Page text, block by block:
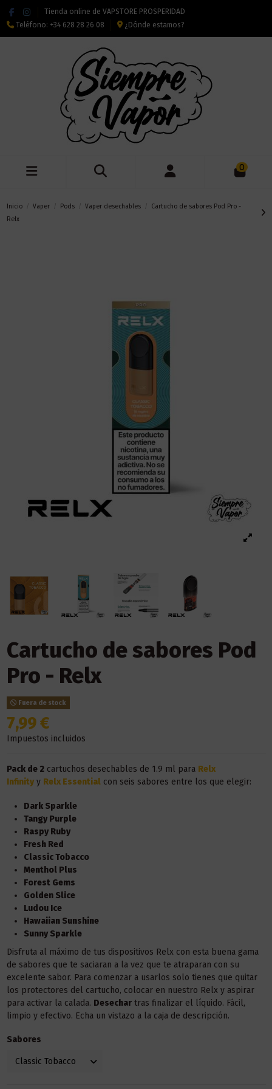
Tienda online de VAPSTORE PROSPERIDAD
Teléfono: +34 628 28 26 08 ¿Dónde estamos?
0
Inicio Vaper Pods Vaper desechables
Cartucho de sabores Pod Pro -
Relx
Cartucho de sabores Pod
Pro - Relx
Fuera de stock
7,99 €
Impuestos incluidos
Pack de 2cartuchos desechables de 1.9 ml para Relx
Infinityy Relx Essentialcon seis sabores entre los que elegir:
Dark Sparkle
Tangy Purple
Raspy Ruby
Fresh Red
Classic Tobacco
Menthol Plus
Forest Gems
Golden Slice
Ludou Ice
Hawaiian Sunshine
Sunny Sparkle
Disfruta al máximo de tus dispositivos Relx con esta buena gama
de sabores que te saciaran a la vez que te atraparan con su
excelente sabor. Para comenzar a usarlos solo tienes que quitar
los protectores del cartucho, colocar en nuestro Relx y aspirar
para activar la calada. Desechartras finalizar el líquido. Fácil,
limpio y efectivo. Echa un vistazo a la caja de descripción.
Sabores